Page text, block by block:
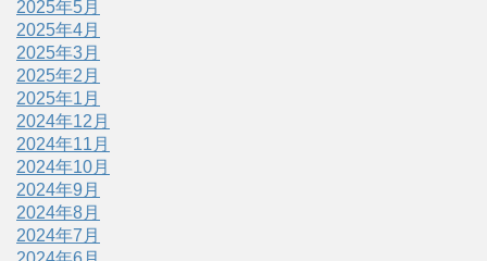
2025年5月
2025年4月
2025年3月
2025年2月
2025年1月
2024年12月
2024年11月
2024年10月
2024年9月
2024年8月
2024年7月